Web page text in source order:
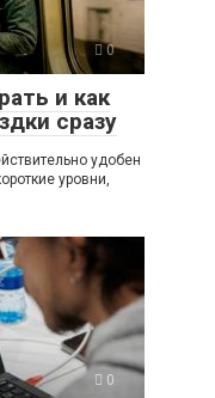
0
и как
сразу
удобен
уровни,
0